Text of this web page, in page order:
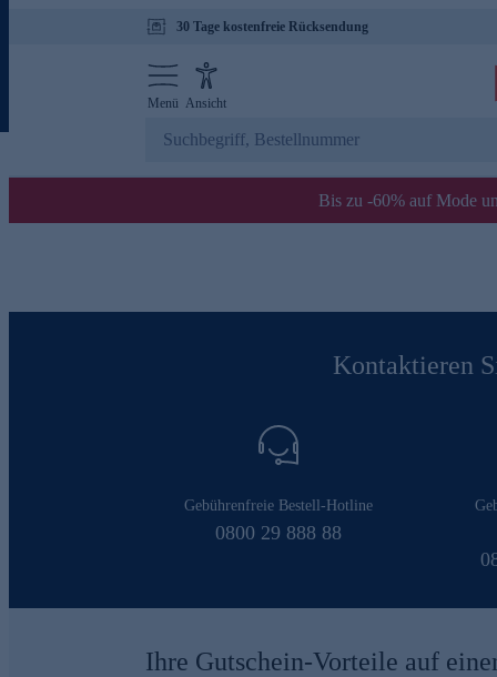
30 Tage kostenfreie Rücksendung
Menü Ansicht
Bis zu -60% auf Mode
Kontaktieren
Gebührenfreie Bestell-Hotline
0800 29 888 88
Ihre Gutschein-Vorteile auf